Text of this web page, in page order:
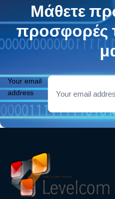
Μάθετε
προσφορές
Your email
address